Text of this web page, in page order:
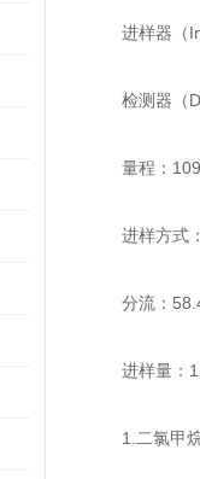
进样器（
检测器（
量程：109
进样方式
分流：
进样量：
1.二氯甲